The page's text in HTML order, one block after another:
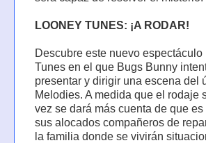
LOONEY TUNES: ¡A RODAR!
Descubre este nuevo
Tunes en el que Bugs Bunny
presentar y dirigir una escena del
Melodies. A medida que el rodaje
vez se dará más cuenta de que
sus alocados compañeros de
la familia donde se vivirán